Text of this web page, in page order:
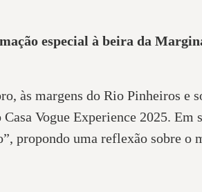
especial à beira da
às margens do Rio Pinheiros
Vogue Experience 2025. Em
propondo uma reflexão sobre o